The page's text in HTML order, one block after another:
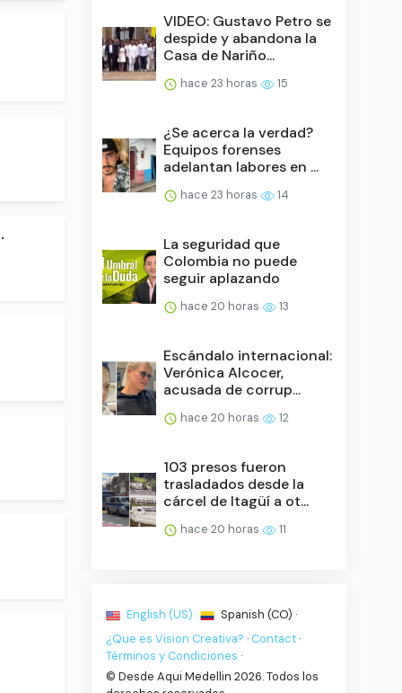
VIDEO: Gustavo Petro se
despide y abandona la
Casa de Nariño...
hace 23 horas 15
¿Se acerca la verdad?
Equipos forenses
adelantan labores en ...
hace 23 horas 14
La seguridad que
Colombia no puede
seguir aplazando
hace 20 horas 13
Escándalo internacional:
Verónica Alcocer,
acusada de corrup...
hace 20 horas 12
103 presos fueron
trasladados desde la
cárcel de Itagüí a ot...
hace 20 horas 11
English (US) ·
Spanish (CO) ·
¿Que es Vision Creativa? · Contact ·
Términos y Condiciones ·
© Desde Aqui Medellin 2026. Todos los